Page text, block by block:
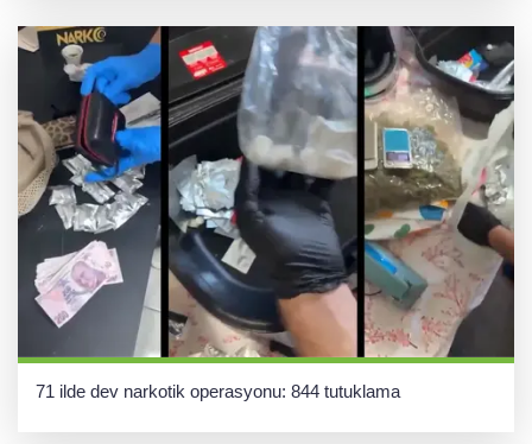
71 ilde dev narkotik operasyonu: 844 tutuklama